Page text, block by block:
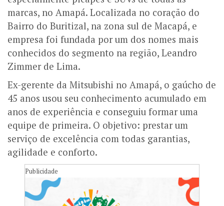
marcas, no Amapá. Localizada no coração do
Bairro do Buritizal, na zona sul de Macapá, e
empresa foi fundada por um dos nomes mais
conhecidos do segmento na região, Leandro
Zimmer de Lima.
Ex-gerente da Mitsubishi no Amapá, o gaúcho de
45 anos usou seu conhecimento acumulado em
anos de experiência e conseguiu formar uma
equipe de primeira. O objetivo: prestar um
serviço de excelência com todas garantias,
agilidade e conforto.
Publicidade